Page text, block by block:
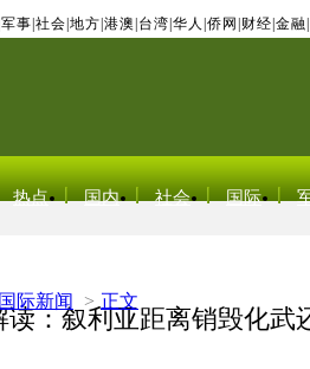
军事 社会 地方 港澳 台湾 华人 侨网 财经 金融
热点 国内 社会 国际
国际新闻 > 正文
读：叙利亚距离销毁化武